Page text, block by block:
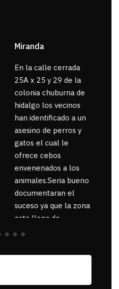
Miranda
En la calle cerrada
25A x 25 y 29 de la
colonia chuburna de
hidalgo los vecinos
han identificado a un
asesino de perros y
gatos el cual le
ofrece cebos
envenenados a los
animales.Seria bueno
documentaran el
suceso ya que la zona
esta llena de
pancartas de
exigiendo al asesino